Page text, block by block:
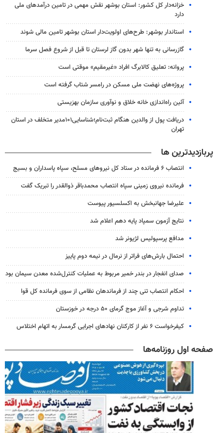
خزانه‌دار کل کشور: استان بوشهر نقش مهمی در تامین درآمدهای ملی
دارد
استاندار بوشهر: طرح‌های اولویت‌دار استان بوشهر تامین مالی شوند
گازرسانی به تنها شهر بدون گاز لرستان تا قبل از شروع فصل سرما
پروانه: تعلیق کالابرگ افراد «غیرمقیم» موقتی است
پروژه‌های نهضت ملی مسکن در رامسر شتاب گرفته است
آئین راه‌اندازی خانه خلاق و نوآوری سازمان بهزیستی
دریافت پول از والدین هنگام ثبت‌نام؛شناسایی۱۰۱مدیر متخلف در استان
تهران
پربازدیدترین ها
انتصاب ۶ فرمانده در ستاد کل نیروهای مسلح، سپاه پاسداران و بسیج
فرمانده نیروی زمینی سپاه انتصاب محمدباقر ذوالقدر را تبریک گفت
علیرضا جهانبخش به اکسلسیور پیوست
نتایج آزمون سمپاد پایه دهم اعلام شد
مدافع پرسپولیس لژیونر شد
احتمال بارش‌های فراتر از نرمال در نیمه دوم پاییز
صدای انفجار در بندر خمیر مربوط به عملیات کنترل‌شده معدن سیمان بود
احکام انتصاب تنی چند از فرماندهان نظامی از سوی فرمانده کل قوا
تداوم شرجی و آغاز موج گرمای ۵۰ درجه در خوزستان
کیفرخواست ۶ نفر از کارکنان نهادهای اجرایی گرمسار به اتهام اختلاس
صفحه اول روزنامه‌ها